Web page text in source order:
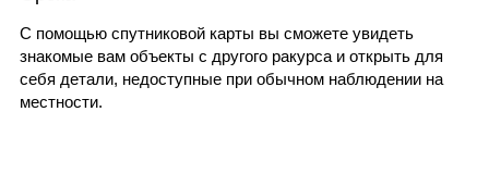
С помощью спутниковой карты вы сможете увидеть
знакомые вам объекты с другого ракурса и открыть для
себя детали, недоступные при обычном наблюдении на
местности.